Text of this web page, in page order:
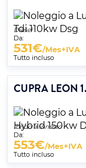
Diesel
Da:
531€/Mes+IVA
Tutto incluso
CUPRA LEON
Ibrido a innesto
Da:
553€/Mes+IVA
Tutto incluso